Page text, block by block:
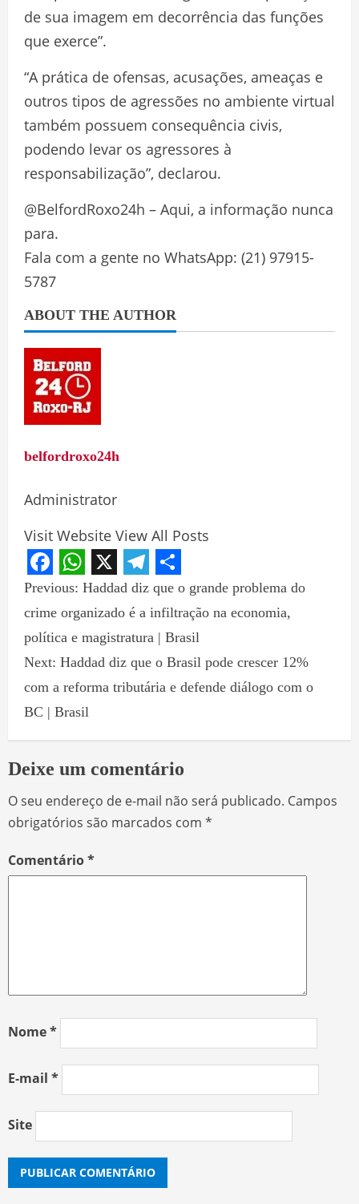
de sua imagem em decorrência das funções
que exerce”.
“A prática de ofensas, acusações, ameaças e
outros tipos de agressões no ambiente virtual
também possuem consequência civis,
podendo levar os agressores à
responsabilização”, declarou.
@BelfordRoxo24h – Aqui, a informação nunca
para.
Fala com a gente no WhatsApp: (21) 97915-
5787
ABOUT THE AUTHOR
belfordroxo24h
Administrator
Visit Website View All Posts
Facebook
WhatsApp
X Telegram
Share
Previous: Haddad diz que o grande problema do
crime organizado é a infiltração na economia,
política e magistratura | Brasil
Next: Haddad diz que o Brasil pode crescer 12%
com a reforma tributária e defende diálogo com o
BC | Brasil
Deixe um comentário
O seu endereço de e-mail não será publicado. Campos
obrigatórios são marcados com *
Comentário*
Nome*
E-mail *
Site